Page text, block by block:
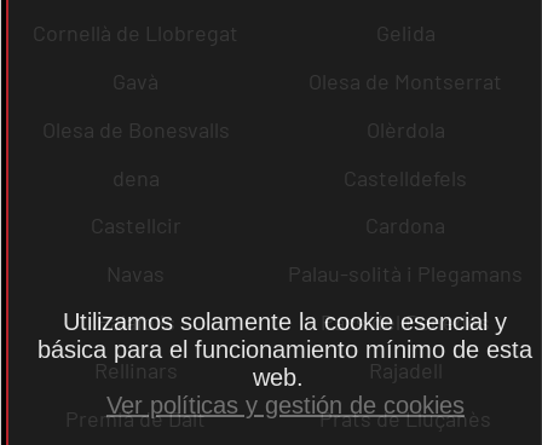
Cornellà de Llobregat
Gelida
Gavà
Olesa de Montserrat
Olesa de Bonesvalls
Olèrdola
dena
Castelldefels
Castellcir
Cardona
Navas
Palau-solità i Plegamans
Palafolls
Pacs del Penedès
Rellinars
Rajadell
Premià de Dalt
Prats de Lluçanès
Utilizamos solamente la cookie esencial y
básica para el funcionamiento mínimo de esta
web.
Ver políticas y gestión de cookies